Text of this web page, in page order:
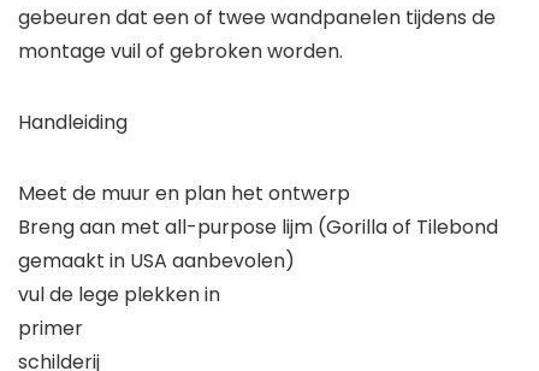
gebeuren dat een of twee wandpanelen tijdens de
montage vuil of gebroken worden.
Handleiding
Meet de muur en plan het ontwerp
Breng aan met all-purpose lijm (Gorilla of Tilebond
gemaakt in USA aanbevolen)
vul de lege plekken in
primer
schilderij